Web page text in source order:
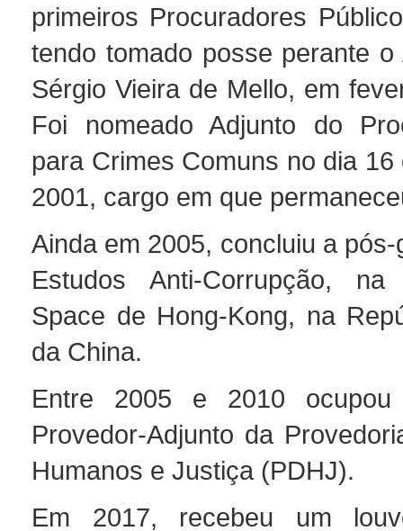
primeiros Procuradores
tendo tomado posse perante o
Sérgio Vieira de Mello, em
Foi nomeado Adjunto do
para Crimes Comuns no dia
2001, cargo em que
Ainda em 2005, concluiu a
Estudos Anti-Corrupção, na
Space de Hong-Kong, na
da China.
Entre 2005 e 2010
Provedor-Adjunto da
Humanos e Justiça (PDHJ).
Em 2017, recebeu um